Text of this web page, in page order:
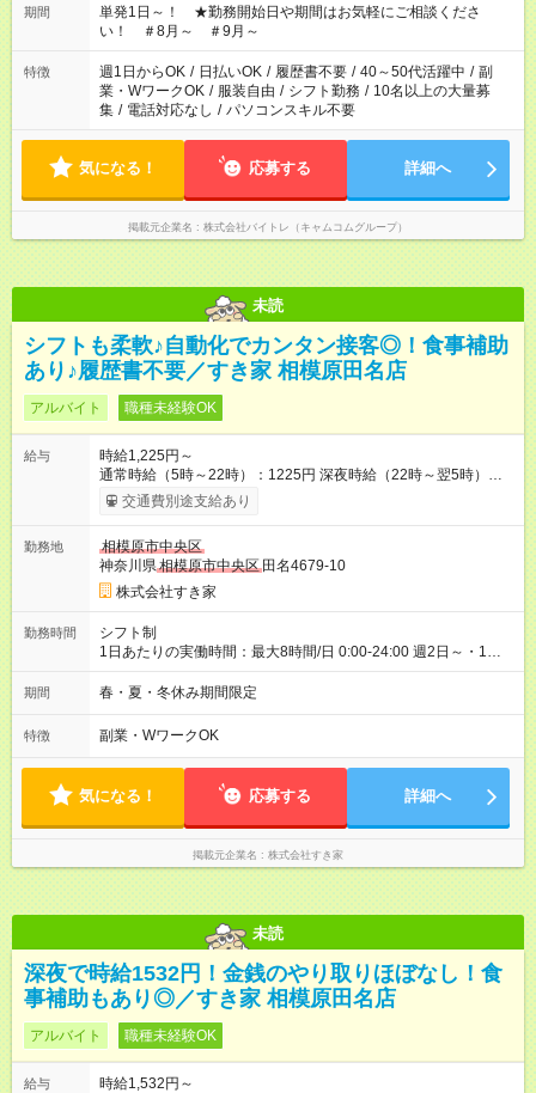
期間
単発1日～！ ★勤務開始日や期間はお気軽にご相談くださ
い！ ＃8月～ ＃9月～
特徴 週1日からOK / 日払いOK / 履歴書不要 / 40～50代活躍中 / 副
業・WワークOK / 服装自由 / シフト勤務 / 10名以上の大量募
集 / 電話対応なし / パソコンスキル不要
気になる！ 応募する 詳細へ
掲載元企業名 株式会社バイトレ（キャムコムグループ）
未読
シフトも柔軟♪自動化でカンタン接客◎！食事補助
あり♪履歴書不要／すき家 相模原田名店
アルバイト 職種未経験OK
給与
時給1,225円～
通常時給（5時～22時）：1225円 深夜時給（22時～翌5時）：
1532円 高校生時給：1225円 【特別手当】早朝手当（5：00-9：
00）時給+150円 【試用期間】試用期間あり 試用期間の長さ：1
30日（※条件変更なし）ですが、切り上げで一ヶ月とさせてい
ただきます。 研修制度あり：15時間(研修中も同時給）
交通費別途支給あり
勤務地
相模原市中央区
神奈川県相模原市中央区 田名4679-10
株式会社すき家
勤務時間
シフト制
1日あたりの実働時間：最大8時間/日 0:00-24:00 週2日～・1日
2h～OK ＜シフト例＞ 〇朝帯 5:00-9:00 〇昼帯 9:00-14:00 〇午
後帯 14:00-18:00 〇夜帯 18:00-22:00 〇深夜帯 22:00-翌5:00 基
ます♪
期間 春・夏・冬休み期間限定
特徴 副業・WワークOK
気になる！ 応募する 詳細へ
掲載元企業名 株式会社すき家
未読
深夜で時給1532円！金銭のやり取りほぼなし！食
事補助もあり◎／すき家 相模原田名店
アルバイト 職種未経験OK
給与
時給1,532円～